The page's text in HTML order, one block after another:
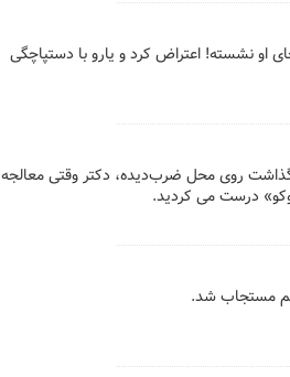
او نشسته! اعتراض کرد و یارو با دستپاچگی
روی محل ضرب‌دیده، دکتر وقتی معالجه
درست می کردید.